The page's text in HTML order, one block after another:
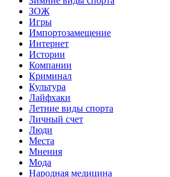
ЗОЖ
Игры
Импортозамещение
Интернет
Истории
Компании
Криминал
Культура
Лайфхаки
Летние виды спорта
Личный счет
Люди
Места
Мнения
Мода
Народная медицина